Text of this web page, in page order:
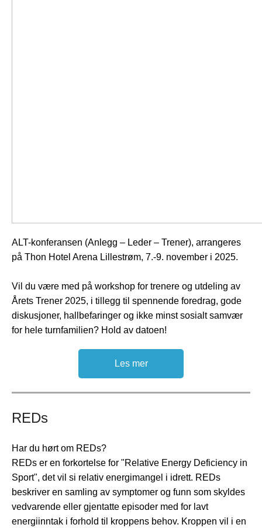
ALT-konferansen (Anlegg – Leder – Trener), arrangeres
på Thon Hotel Arena Lillestrøm, 7.-9. november i 2025.
Vil du være med på workshop for trenere og utdeling av
Årets Trener 2025, i tillegg til spennende foredrag, gode
diskusjoner, hallbefaringer og ikke minst sosialt samvær
for hele turnfamilien? Hold av datoen!
Les mer
REDs
Har du hørt om REDs?
REDs er en forkortelse for "Relative Energy Deficiency in
Sport", det vil si relativ energimangel i idrett. REDs
beskriver en samling av symptomer og funn som skyldes
vedvarende eller gjentatte episoder med for lavt
energiinntak i forhold til kroppens behov. Kroppen vil i en